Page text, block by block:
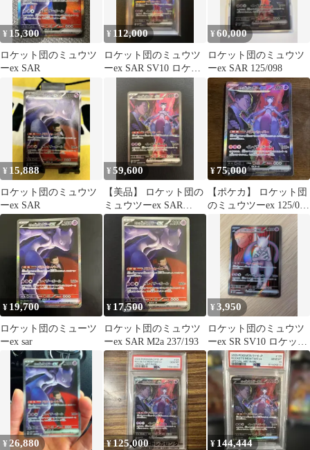
¥ 15,300
ロケット団のミュウツ
ーex SAR
¥ 112,000
ロケット団のミュウツ
ーex SAR SV10 ロケッ
ト団の栄光 ★PSA10★
¥60,000
ロケット団のミュウツ
ーex SAR 125/098
¥ 15,888
ロケット団のミュウツ
ーex SAR
¥59,600
【美品】 ロケット団の
ミュウツーex SAR
125/098
¥75,000
【ポケカ】 ロケット団
のミュウツーex 125/098
¥ 19,700
ロケット団のミューツ
ーex sar
¥ 17,500
ロケット団のミュウツ
ーex SAR M2a 237/193
¥3,950
ロケット団のミュウツ
ーex SR SV10 ロケット
団の栄光 114/098
¥ 26,880 ¥125,000 ¥ 144,444